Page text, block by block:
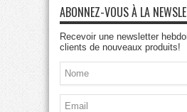
ABONNEZ-VOUS À LA
Recevoir une newsletter
clients de nouveaux produits!